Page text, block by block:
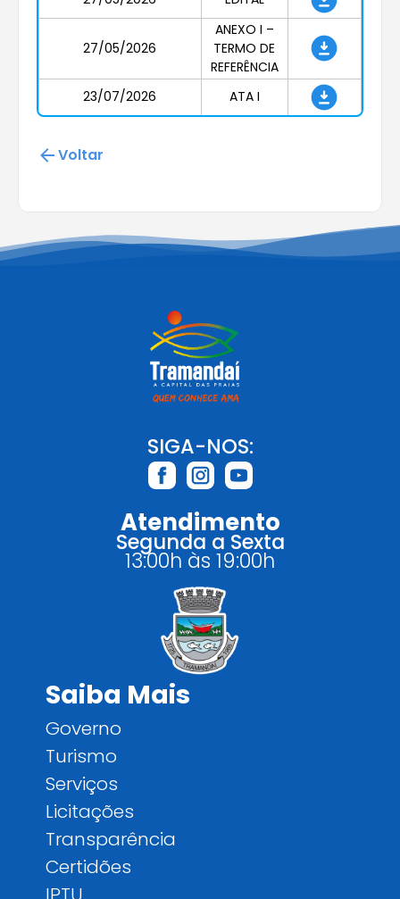
27/05/2026
ANEXO I –
TERMO DE
REFERÊNCIA
23/07/2026
ATA I
Voltar
SIGA-NOS:
Atendimento
Segunda a Sexta
13:00h às 19:00h
Saiba Mais
Governo
Turismo
Serviços
Licitações
Transparência
Certidões